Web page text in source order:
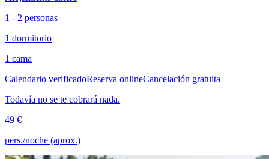
1 - 2 personas
1 dormitorio
1 cama
Calendario verificadoReserva onlineCancelación gratuita
Todavía no se te cobrará nada.
49 €
pers./noche (aprox.)